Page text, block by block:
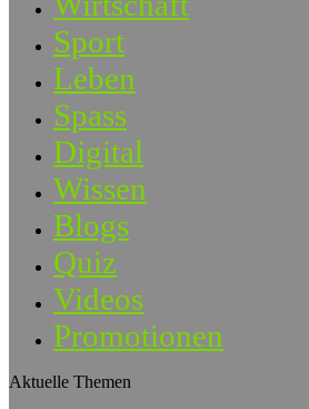
Sport
Leben
Spass
Digital
Wissen
Blogs
Quiz
Videos
Promotionen
Aktuelle Themen